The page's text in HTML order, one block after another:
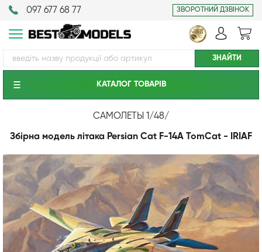
097 677 68 77 ЗВОРОТНИЙ ДЗВІНОК
КАТАЛОГ ТОВАРIВ
САМОЛЕТЫ 1/48/
Збірна модель літака Persian Cat F-14A TomCat - IRIAF